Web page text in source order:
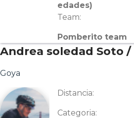
edades)
Team:
Pomberito team
Andrea soledad Soto /
Goya
Distancia:
Categoria: